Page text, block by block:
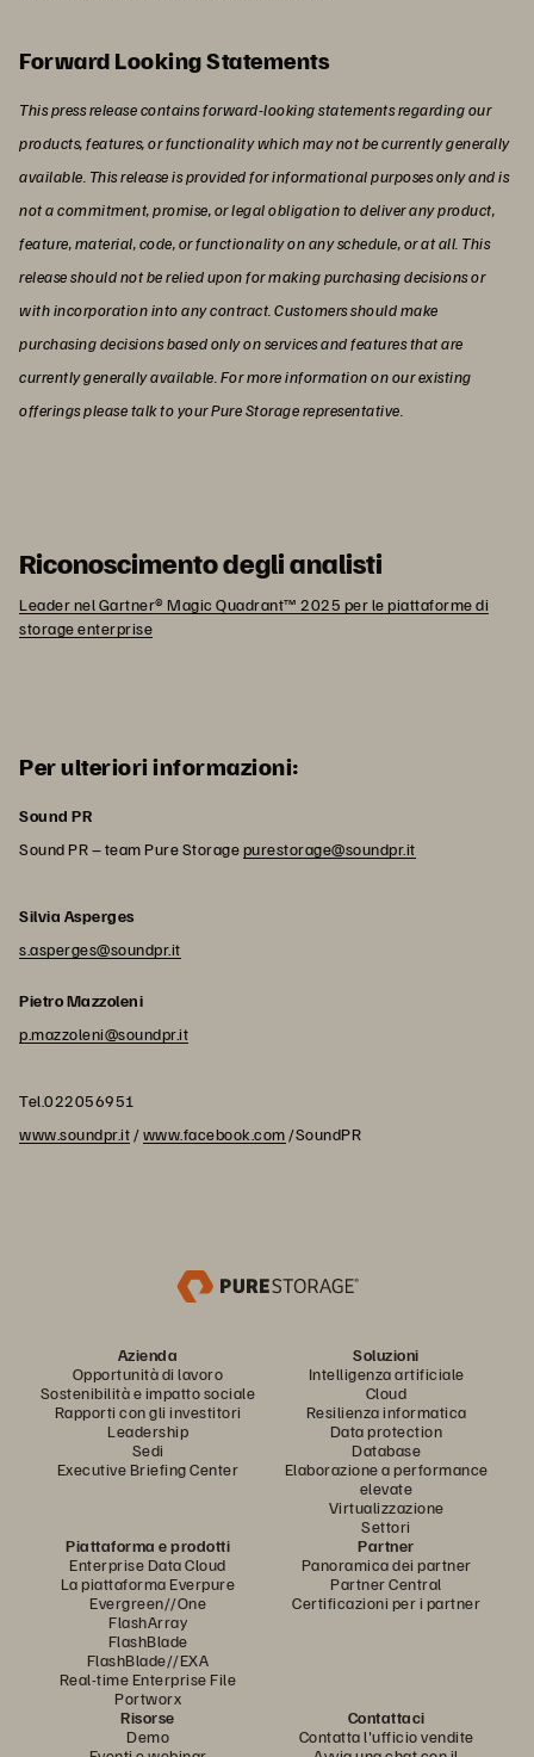
Forward Looking Statements
This press release contains forward-looking statements regarding our
products, features, or functionality which may not be currently generally
available. This release is provided for informational purposes only and is
not a commitment, promise, or legal obligation to deliver any product,
feature, material, code, or functionality on any schedule, or at all. This
release should not be relied upon for making purchasing decisions or
with incorporation into any contract. Customers should make
purchasing decisions based only on services and features that are
currently generally available. For more information on our existing
offerings please talk to your Pure Storage representative.
Riconoscimento degli analisti
Leader nel Gartner® Magic Quadrant™ 2025 per le piattaforme di
storage enterprise
Per ulteriori informazioni:
Sound PR
Sound PR – team Pure Storagepurestorage@soundpr.it
Silvia Asperges
s.asperges@soundpr.it
Pietro Mazzoleni
p.mazzoleni@soundpr.it
Tel.022056951
www.soundpr.it /www.facebook.com /SoundPR
Azienda
Opportunità di lavoro
Sostenibilità e impatto sociale
Rapporti con gli investitori
Leadership
Sedi
Executive Briefing Center
Soluzioni
Intelligenza artificiale
Cloud
Resilienza informatica
Data protection
Database
Elaborazione a performance
elevate
Virtualizzazione
Settori
Piattaforma e prodotti
Enterprise Data Cloud
La piattaforma Everpure
Evergreen//One
FlashArray
FlashBlade
FlashBlade//EXA
Real-time Enterprise File
Portworx
Partner
Panoramica dei partner
Partner Central
Certificazioni per i partner
Risorse
Demo
Contattaci
Contatta l'ufficio vendite